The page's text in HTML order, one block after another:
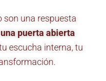
son una respuesta
una puerta abierta
escucha interna, tu